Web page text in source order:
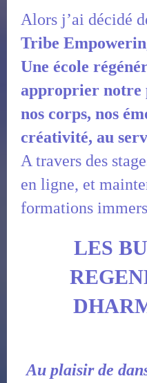
Alors j’ai décidé
Tribe
Une école
approprier notre
nos corps, nos
créativité, au
A travers des
en ligne, et
formations
LES
Au plaisir de